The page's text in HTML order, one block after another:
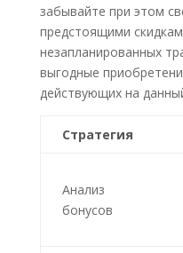
забывайте при этом
предстоящими
незапланированных
выгодные
действующих на
Стратегия
Анализ
бонусов